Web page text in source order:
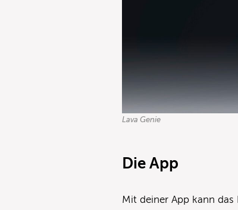
Lava Genie
Die App
Mit deiner App kann